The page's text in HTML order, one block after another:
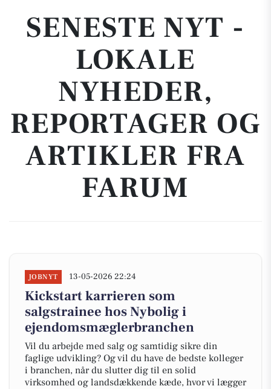
SENESTE NYT -
LOKALE
NYHEDER,
REPORTAGER OG
ARTIKLER FRA
FARUM
JOBNYT 13-05-2026 22:24
Kickstart karrieren som
salgstrainee hos Nybolig i
ejendomsmæglerbranchen
Vil du arbejde med salg og samtidig sikre din
faglige udvikling? Og vil du have de bedste kolleger
i branchen, når du slutter dig til en solid
virksomhed og landsdækkende kæde, hvor vi lægger